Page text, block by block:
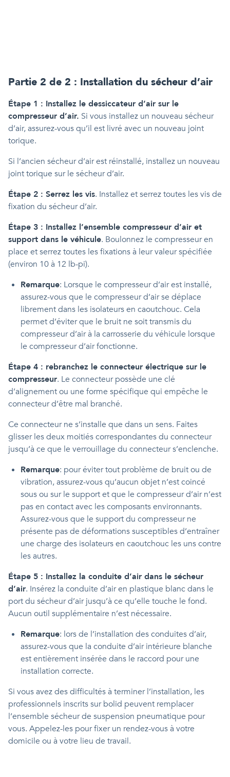
Partie 2 de 2 : Installation du sécheur d’air
Étape 1 : Installez le dessiccateur d’air sur le
compresseur d’air. Si vous installez un nouveau sécheur
d’air, assurez-vous qu’il est livré avec un nouveau joint
torique.
Si l’ancien sécheur d’air est réinstallé, installez un nouveau
joint torique sur le sécheur d’air.
Étape 2 : Serrez les vis. Installez et serrez toutes les vis de
fixation du sécheur d’air.
Étape 3 : Installez l’ensemble compresseur d’air et
support dans le véhicule. Boulonnez le compresseur en
place et serrez toutes les fixations à leur valeur spécifiée
(environ 10 à 12 lb-pi).
Remarque: Lorsque le compresseur d’air est installé,
assurez-vous que le compresseur d’air se déplace
librement dans les isolateurs en caoutchouc. Cela
permet d’éviter que le bruit ne soit transmis du
compresseur d’air à la carrosserie du véhicule lorsque
le compresseur d’air fonctionne.
Étape 4 : rebranchez le connecteur électrique sur le
compresseur. Le connecteur possède une clé
d’alignement ou une forme spécifique qui empêche le
connecteur d’être mal branché.
Ce connecteur ne s’installe que dans un sens. Faites
glisser les deux moitiés correspondantes du connecteur
jusqu’à ce que le verrouillage du connecteur s’enclenche.
Remarque: pour éviter tout problème de bruit ou de
vibration, assurez-vous qu’aucun objet n’est coincé
sous ou sur le support et que le compresseur d’air n’est
pas en contact avec les composants environnants.
Assurez-vous que le support du compresseur ne
présente pas de déformations susceptibles d’entraîner
une charge des isolateurs en caoutchouc les uns contre
les autres.
Étape 5 : Installez la conduite d’air dans le sécheur
d’air. Insérez la conduite d’air en plastique blanc dans le
port du sécheur d’air jusqu’à ce qu’elle touche le fond.
Aucun outil supplémentaire n’est nécessaire.
Remarque: lors de l’installation des conduites d’air,
assurez-vous que la conduite d’air intérieure blanche
est entièrement insérée dans le raccord pour une
installation correcte.
Si vous avez des difficultés à terminer l’installation, les
professionnels inscrits sur bolid peuvent remplacer
l’ensemble sécheur de suspension pneumatique pour
vous. Appelez-les pour fixer un rendez-vous à votre
domicile ou à votre lieu de travail.